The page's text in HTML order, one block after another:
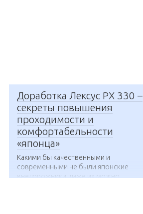
Доработка Лексус РХ 330 –
секреты повышения
проходимости и
комфортабельности
«японца»
Какими бы качественными и
современными не были японские
внедорожники, даже их можно...